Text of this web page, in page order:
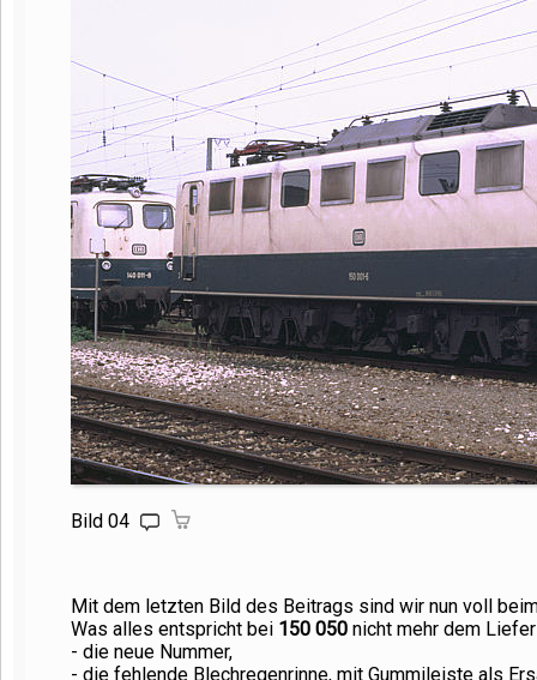
Bild 04
Mit dem letzten Bild des Beitrags sind wir nun voll
Was alles entspricht bei 150 050 nicht mehr dem
- die neue Nummer,
- die fehlende Blechregenrinne, mit Gummileiste als